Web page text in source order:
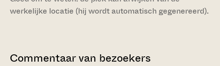
werkelijke locatie (hij wordt automatisch gegenereerd).
Commentaar van bezoekers